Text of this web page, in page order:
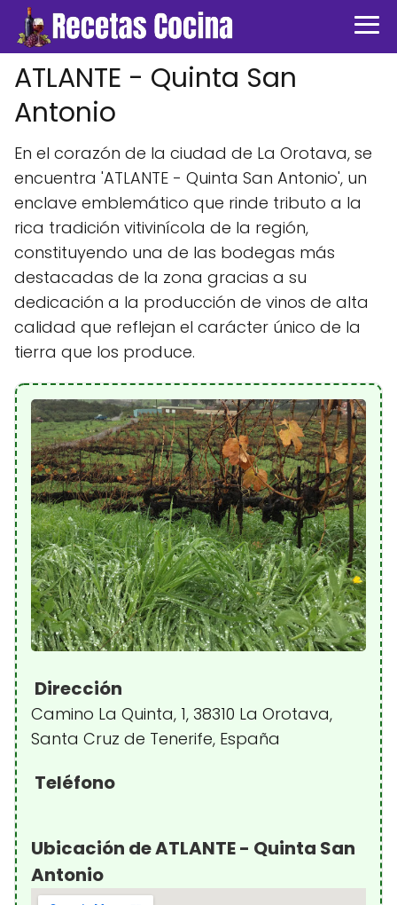
ATLANTE - Quinta San
Antonio
En el corazón de la ciudad de La Orotava, se
encuentra 'ATLANTE - Quinta San Antonio', un
enclave emblemático que rinde tributo a la
rica tradición vitivinícola de la región,
constituyendo una de las bodegas más
destacadas de la zona gracias a su
dedicación a la producción de vinos de alta
calidad que reflejan el carácter único de la
tierra que los produce.
Dirección
Camino La Quinta, 1, 38310 La Orotava,
Santa Cruz de Tenerife, España
Teléfono
Ubicación de ATLANTE - Quinta San
Antonio